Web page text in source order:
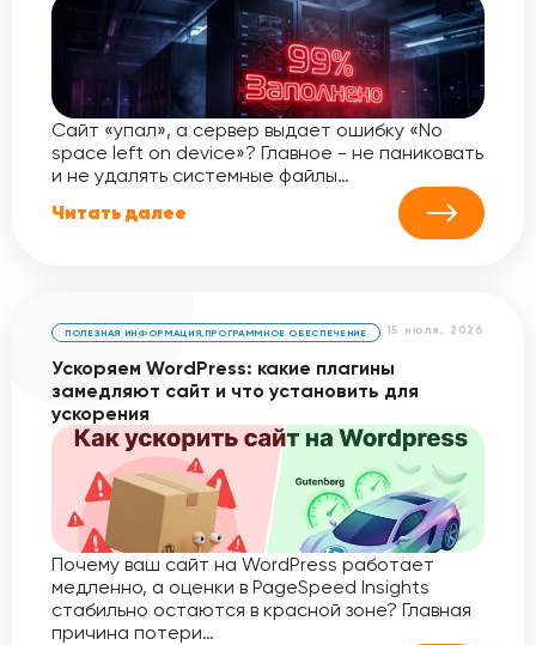
Сайт «упал», а сервер выдает ошибку «No
space left on device»? Главное - не паниковать
и не удалять системные файлы…
Читать далее
15 июля, 2026
ПОЛЕЗНАЯ ИНФОРМАЦИЯ,ПРОГРАММНОЕ ОБЕСПЕЧЕНИЕ
Ускоряем WordPress: какие плагины
замедляют сайт и что установить для
ускорения
Почему ваш сайт на WordPress работает
медленно, а оценки в PageSpeed Insights
стабильно остаются в красной зоне? Главная
причина потери…